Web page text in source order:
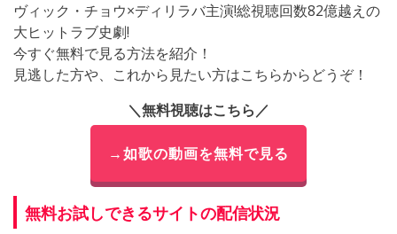
ヴィック・チョウ×ディリラバ主演!総視聴回数82億越えの
大ヒットラブ史劇!
今すぐ無料で見る方法を紹介！
見逃した方や、これから見たい方はこちらからどうぞ！
＼無料視聴はこちら／
→如歌の動画を無料で見る
無料お試しできるサイトの配信状況